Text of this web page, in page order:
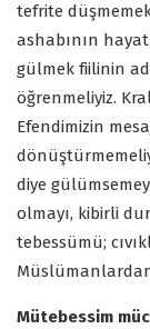
tefrite
ashabının
gülmek fiilinin
öğrenmeliyiz.
Efendimizin
diye
olmayı, kibirli
tebessümü;
Mütebessim